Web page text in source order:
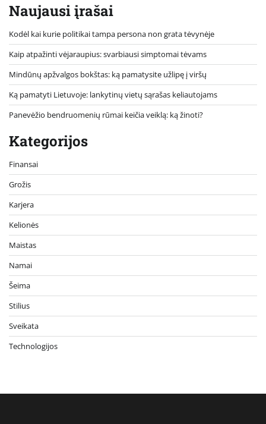
Naujausi įrašai
Kodėl kai kurie politikai tampa persona non grata tėvynėje
Kaip atpažinti vėjaraupius: svarbiausi simptomai tėvams
Mindūnų apžvalgos bokštas: ką pamatysite užlipę į viršų
Ką pamatyti Lietuvoje: lankytinų vietų sąrašas keliautojams
Panevėžio bendruomenių rūmai keičia veiklą: ką žinoti?
Kategorijos
Finansai
Grožis
Karjera
Kelionės
Maistas
Namai
Šeima
Stilius
Sveikata
Technologijos